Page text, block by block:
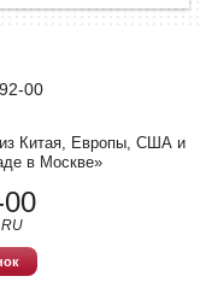
00
Китая, Европы, США и
в Москве»